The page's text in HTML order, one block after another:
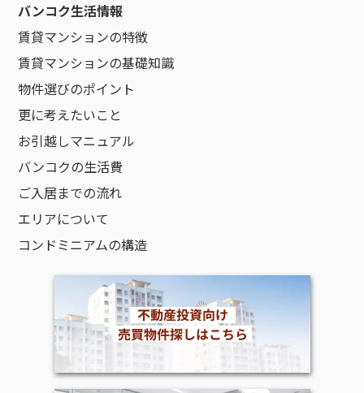
バンコク生活情報
賃貸マンションの特徴
賃貸マンションの基礎知識
物件選びのポイント
更に考えたいこと
お引越しマニュアル
バンコクの生活費
ご入居までの流れ
エリアについて
コンドミニアムの構造